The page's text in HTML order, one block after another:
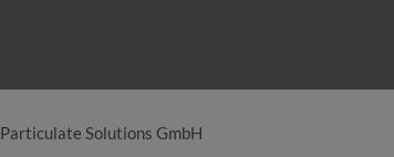
Particulate Solutions GmbH